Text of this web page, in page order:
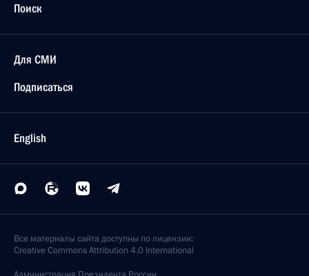
Поиск
Для СМИ
Подписаться
English
Все материалы сайта доступны по лицензии:
Creative Commons Attribution 4.0 International